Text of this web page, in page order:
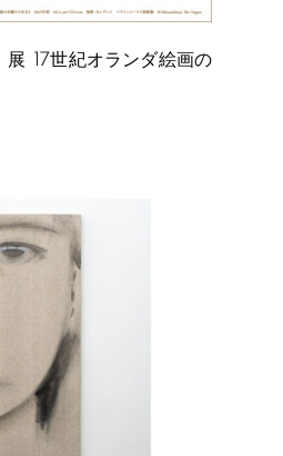
展 17世紀オランダ絵画の